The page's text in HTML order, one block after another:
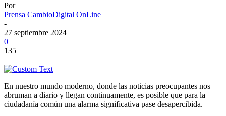
Por
Prensa CambioDigital OnLine
-
27 septiembre 2024
0
135
En nuestro mundo moderno, donde las noticias preocupantes nos
abruman a diario y llegan continuamente, es posible que para la
ciudadanía común una alarma significativa pase desapercibida.